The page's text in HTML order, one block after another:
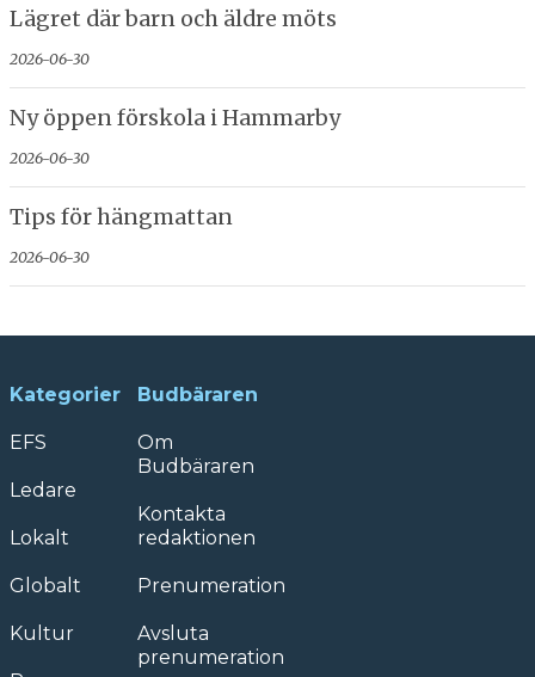
Lägret där barn och äldre möts
2026-06-30
Ny öppen förskola i Hammarby
2026-06-30
Tips för hängmattan
2026-06-30
Kategorier
EFS
Ledare
Lokalt
Globalt
Kultur
Budbäraren
Om
Budbäraren
Kontakta
redaktionen
Prenumeration
Avsluta
prenumeration